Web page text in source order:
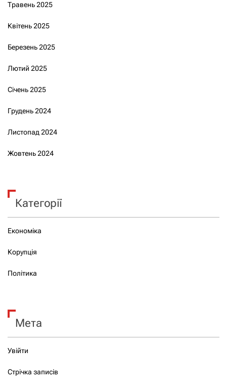
Травень 2025
Квітень 2025
Березень 2025
Лютий 2025
Січень 2025
Грудень 2024
Листопад 2024
Жовтень 2024
Категорії
Економіка
Корупція
Політика
Мета
Увійти
Стрічка записів